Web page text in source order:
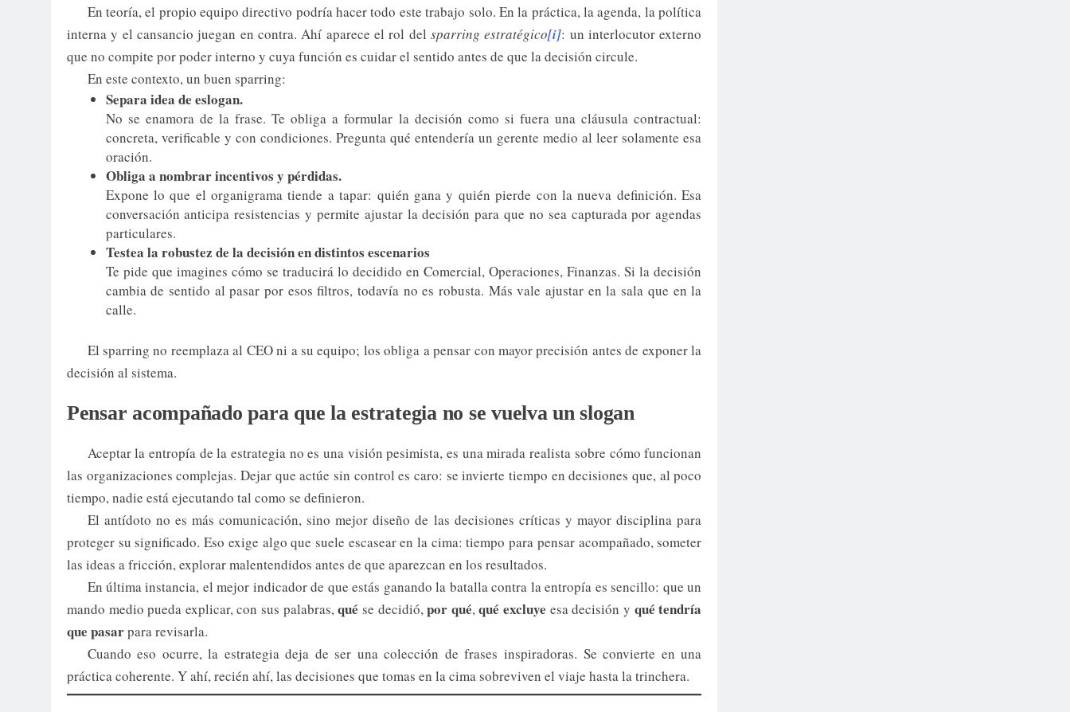
En teoría, el propio equipo directivo podría hacer todo este trabajo solo. En la práctica, la agenda, la política
interna y el cansancio juegan en contra. Ahí aparece el rol del sparring estratégico[i]: un interlocutor externo
que no compite por poder interno y cuya función es cuidar el sentido antes de que la decisión circule.
En este contexto, un buen sparring:
Separa idea de eslogan.
No se enamora de la frase. Te obliga a formular la decisión como si fuera una cláusula contractual:
concreta, verificable y con condiciones. Pregunta qué entendería un gerente medio al leer solamente esa
oración.
Obliga a nombrar incentivos y pérdidas.
Expone lo que el organigrama tiende a tapar: quién gana y quién pierde con la nueva definición. Esa
conversación anticipa resistencias y permite ajustar la decisión para que no sea capturada por agendas
particulares.
Testea la robustez de la decisión en distintos escenarios
Te pide que imagines cómo se traducirá lo decidido en Comercial, Operaciones, Finanzas. Si la decisión
cambia de sentido al pasar por esos filtros, todavía no es robusta. Más vale ajustar en la sala que en la
calle.
El sparring no reemplaza al CEO ni a su equipo; los obliga a pensar con mayor precisión antes de exponer la
decisión al sistema.
Pensar acompañado para que la estrategia no se vuelva un slogan
Aceptar la entropía de la estrategia no es una visión pesimista, es una mirada realista sobre cómo funcionan
las organizaciones complejas. Dejar que actúe sin control es caro: se invierte tiempo en decisiones que, al poco
tiempo, nadie está ejecutando tal como se definieron.
El antídoto no es más comunicación, sino mejor diseño de las decisiones críticas y mayor disciplina para
proteger su significado. Eso exige algo que suele escasear en la cima: tiempo para pensar acompañado, someter
las ideas a fricción, explorar malentendidos antes de que aparezcan en los resultados.
En última instancia, el mejor indicador de que estás ganando la batalla contra la entropía es sencillo: que un
mando medio pueda explicar, con sus palabras,qué se decidió,por qué,qué excluye esa decisión y qué tendría
que pasarpara revisarla.
Cuando eso ocurre, la estrategia deja de ser una colección de frases inspiradoras. Se convierte en una
práctica coherente. Y ahí, recién ahí, las decisiones que tomas en la cima sobreviven el viaje hasta la trinchera.